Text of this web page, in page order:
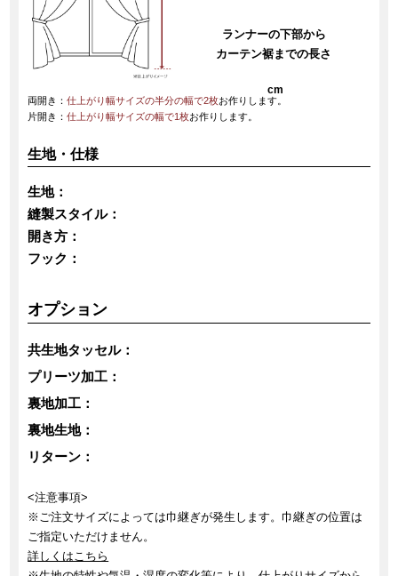
両開き：仕上がり幅サイズの半分の幅で2枚お作りします。
片開き：仕上がり幅サイズの幅で1枚お作りします。
ランナーの下部から
カーテン裾までの長さ
cm
生地・仕様
生地：
縫製スタイル：
開き方：
フック：
オプション
共生地タッセル：
プリーツ加工：
裏地加工：
裏地生地：
リターン：
<注意事項>
※ご注文サイズによっては巾継ぎが発生します。巾継ぎの位置は
ご指定いただけません。
詳しくはこちら